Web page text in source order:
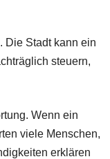
Die Stadt kann ein
steuern,
Wenn ein
viele Menschen,
erklären